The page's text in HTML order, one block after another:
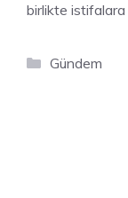
birlikte istifalara
Kategoriler
Gündem